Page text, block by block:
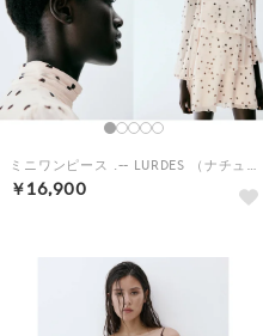
ミニワンピース .-- LURDES （ナチュラルホワイト）
￥16,900